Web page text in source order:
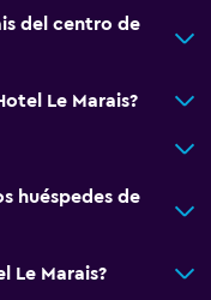
del centro de
Le Marais?
huéspedes de
Le Marais?